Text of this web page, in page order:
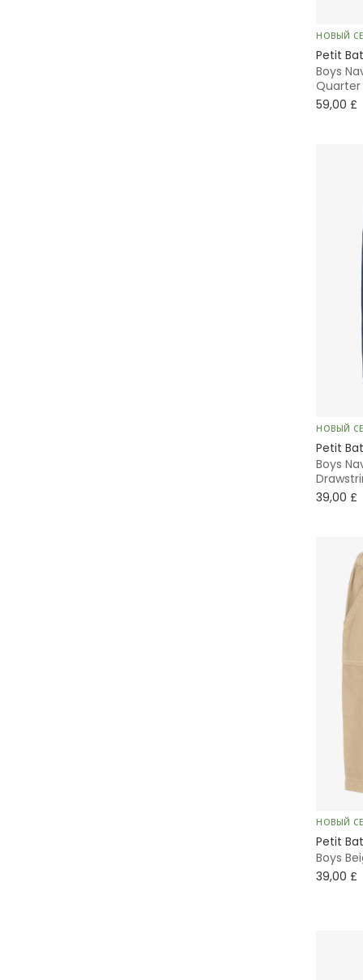
НОВЫЙ
Petit
Boys
Quarter
59,00 £
НОВЫЙ
Petit
Boys
39,00 £
НОВЫЙ
Petit
Boys
39,00 £